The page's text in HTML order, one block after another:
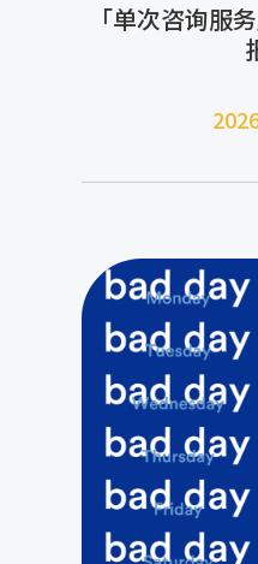
「单次咨询服